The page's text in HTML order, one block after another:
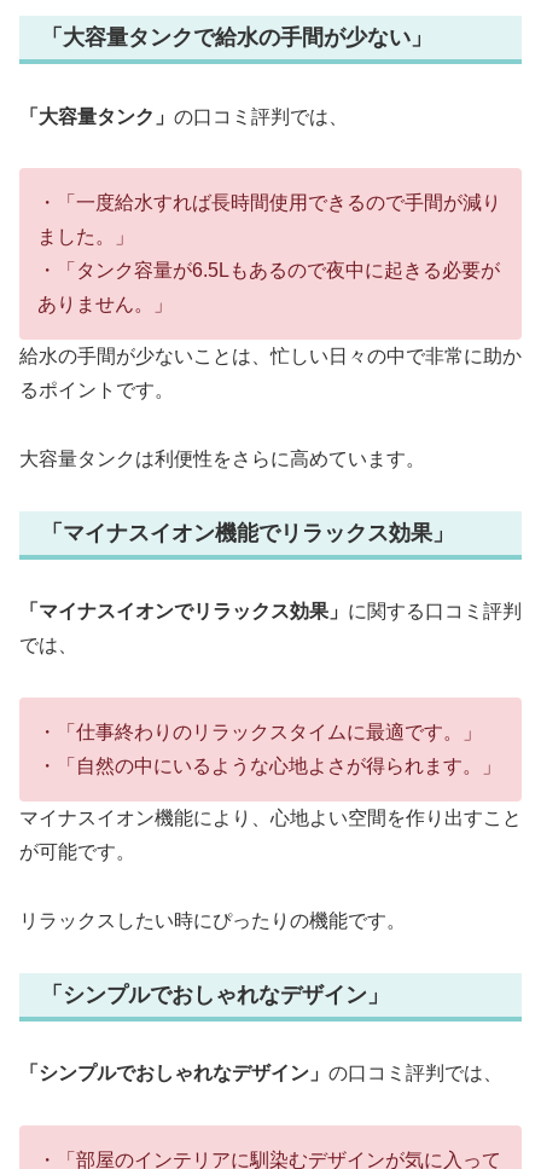
「大容量タンクで給水の手間が少ない」
「大容量タンク」 の口コミ評判では、
・「一度給水すれば長時間使用できるので手間が減り
ました。」
・「タンク容量が6.5Lもあるので夜中に起きる必要が
ありません。」
給水の手間が少ないことは、忙しい日々の中で非常に助か
るポイントです。
大容量タンクは利便性をさらに高めています。
「マイナスイオン機能でリラックス効果」
「マイナスイオンでリラックス効果」 に関する口コミ評判
では、
・「仕事終わりのリラックスタイムに最適です。」
・「自然の中にいるような心地よさが得られます。」
マイナスイオン機能により、心地よい空間を作り出すこと
が可能です。
リラックスしたい時にぴったりの機能です。
「シンプルでおしゃれなデザイン」
「シンプルでおしゃれなデザイン」 の口コミ評判では、
・「部屋のインテリアに馴染むデザインが気に入って